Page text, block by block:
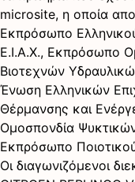
microsite, η οποία
Εκπρόσωπο
Ε.Ι.Α.Χ., Εκπρόσωπο
Βιοτεχνών
Ένωση Ελληνικών
Θέρμανσης και
Ομοσπονδία
Εκπρόσωπο
Oι διαγωνιζόμενοι